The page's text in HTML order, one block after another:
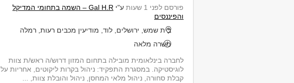
פורסם לפני 1 שעות ע"י
Gal H.R – השמה בתחומי המדיקל
והפיננסים
בית שמש, ירושלים, לוד, מודיעין מכבים רעות, רמלה
משרה מלאה
לחברה בינלאומית מובילה בתחום המזון דרוש/ה ראש/ת צוות
לוגיסטיקה. במסגרת התפקיד: ניהול בקרות ליקוטים, אחריות על
קבלת סחורה, ניהול מלאי המחסן, ניהול והובלת צוות, ...